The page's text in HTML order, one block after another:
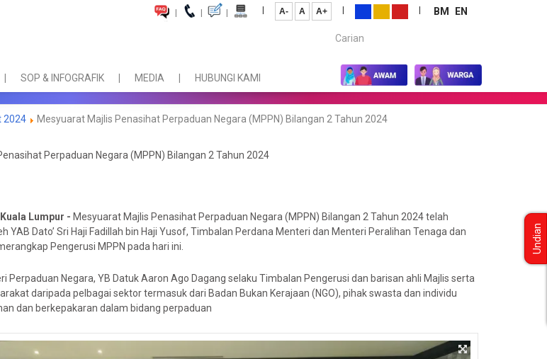
| | | | A- A A+ | | BM
EN
Carian...
SOP & INFOGRAFIK MEDIA HUBUNGI KAMI
2024 Mesyuarat Majlis Penasihat Perpaduan Negara (MPPN) Bilangan 2 Tahun 2024
Perpaduan Negara (MPPN) Bilangan 2 Tahun 2024
Lumpur - Mesyuarat Majlis Penasihat Perpaduan Negara (MPPN) Bilangan 2 Tahun 2024 telah
YAB Dato’ Sri Haji Fadillah bin Haji Yusof, Timbalan Perdana Menteri dan Menteri Peralihan Tenaga dan
Pengerusi MPPN pada hari ini.
Perpaduan Negara, YB Datuk Aaron Ago Dagang selaku Timbalan Pengerusi dan barisan ahli Majlis serta
daripada pelbagai sektor termasuk dari Badan Bukan Kerajaan (NGO), pihak swasta dan individu
dan berkepakaran dalam bidang perpaduan
Undian